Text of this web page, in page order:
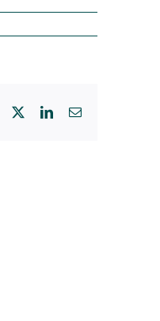
Facebook
X LinkedInEmail